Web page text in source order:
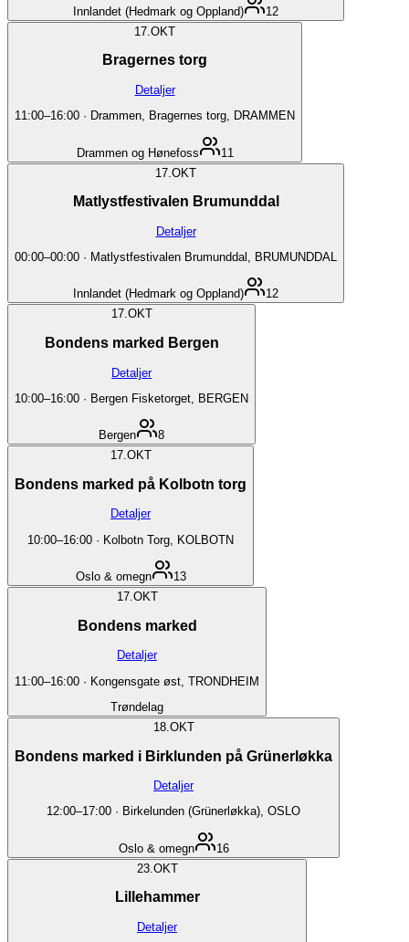
Innlandet (Hedmark og Oppland)
12
17. OKT
Bragernes torg
Detaljer
11:00–16:00 · Drammen, Bragernes torg, DRAMMEN
Drammen og Hønefoss
11
17. OKT
Matlystfestivalen Brumunddal
Detaljer
00:00–00:00 · Matlystfestivalen Brumunddal, BRUMUNDDAL
Innlandet (Hedmark og Oppland)
12
17.OKT
Bondens marked Bergen
Detaljer
10:00–16:00 · Bergen Fisketorget, BERGEN
Bergen
8
17.OKT
Bondens marked på Kolbotn torg
Detaljer
10:00–16:00 · Kolbotn Torg, KOLBOTN
Oslo & omegn
13
17.OKT
Bondens marked
Detaljer
11:00–16:00 · Kongensgate øst, TRONDHEIM
Trøndelag
18. OKT
Bondens marked i Birklunden på Grünerløkka
Detaljer
12:00–17:00 · Birkelunden (Grünerløkka), OSLO
Oslo & omegn
16
23. OKT
Lillehammer
Detaljer